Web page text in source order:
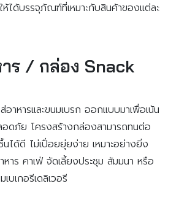
ได้บรรจุภัณฑ์ที่เหมาะกับสินค้าของแต่ละ
ร / กล่อง Snack
าหารและขนมเบรก ออกแบบมาเพื่อเน้น
อดภัย โครงสร้างกล่องสามารถทนต่อ
นได้ดี ไม่เปื่อยยุ่ยง่าย เหมาะอย่างยิ่ง
หาร คาเฟ่ จัดเลี้ยงประชุม สัมมนา หรือ
บเกอรีเดลิเวอรี